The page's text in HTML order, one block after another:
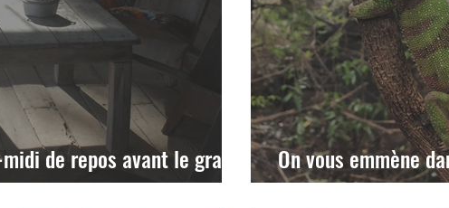
de repos avant le grand
On vous emmène
l'Ankarana!